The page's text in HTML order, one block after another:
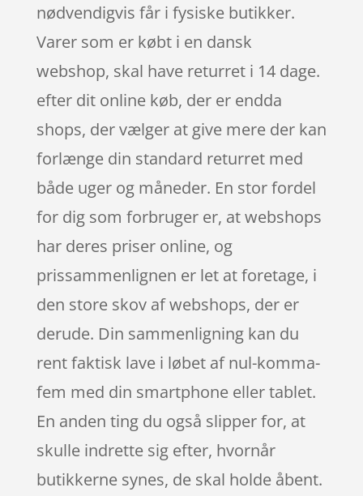
nødvendigvis får i fysiske butikker.
Varer som er købt i en dansk
webshop, skal have returret i 14 dage.
efter dit online køb, der er endda
shops, der vælger at give mere der kan
forlænge din standard returret med
både uger og måneder. En stor fordel
for dig som forbruger er, at webshops
har deres priser online, og
prissammenlignen er let at foretage, i
den store skov af webshops, der er
derude. Din sammenligning kan du
rent faktisk lave i løbet af nul-komma-
fem med din smartphone eller tablet.
En anden ting du også slipper for, at
skulle indrette sig efter, hvornår
butikkerne synes, de skal holde åbent.